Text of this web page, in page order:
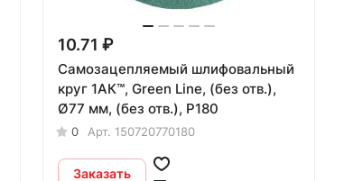
10.71 ₽
Самозацепляемый шлифовальный
круг 1АК™, Green Line, (без отв.),
Ø77 мм, (без отв.), P180
0 Арт. 150720770180
Заказать